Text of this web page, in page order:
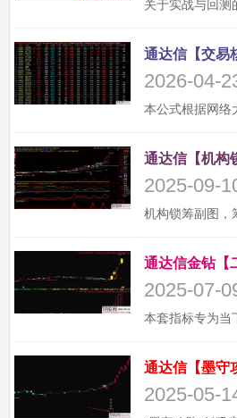
2026-04-
2025-09-
2025-07-
2025-05-